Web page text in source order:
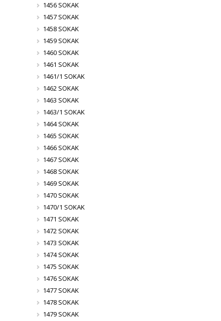
1456 SOKAK
1457 SOKAK
1458 SOKAK
1459 SOKAK
1460 SOKAK
1461 SOKAK
1461/1 SOKAK
1462 SOKAK
1463 SOKAK
1463/1 SOKAK
1464 SOKAK
1465 SOKAK
1466 SOKAK
1467 SOKAK
1468 SOKAK
1469 SOKAK
1470 SOKAK
1470/1 SOKAK
1471 SOKAK
1472 SOKAK
1473 SOKAK
1474 SOKAK
1475 SOKAK
1476 SOKAK
1477 SOKAK
1478 SOKAK
1479 SOKAK